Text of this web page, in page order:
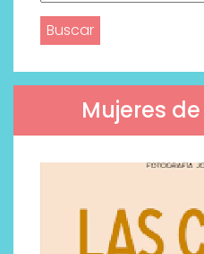
Mujeres